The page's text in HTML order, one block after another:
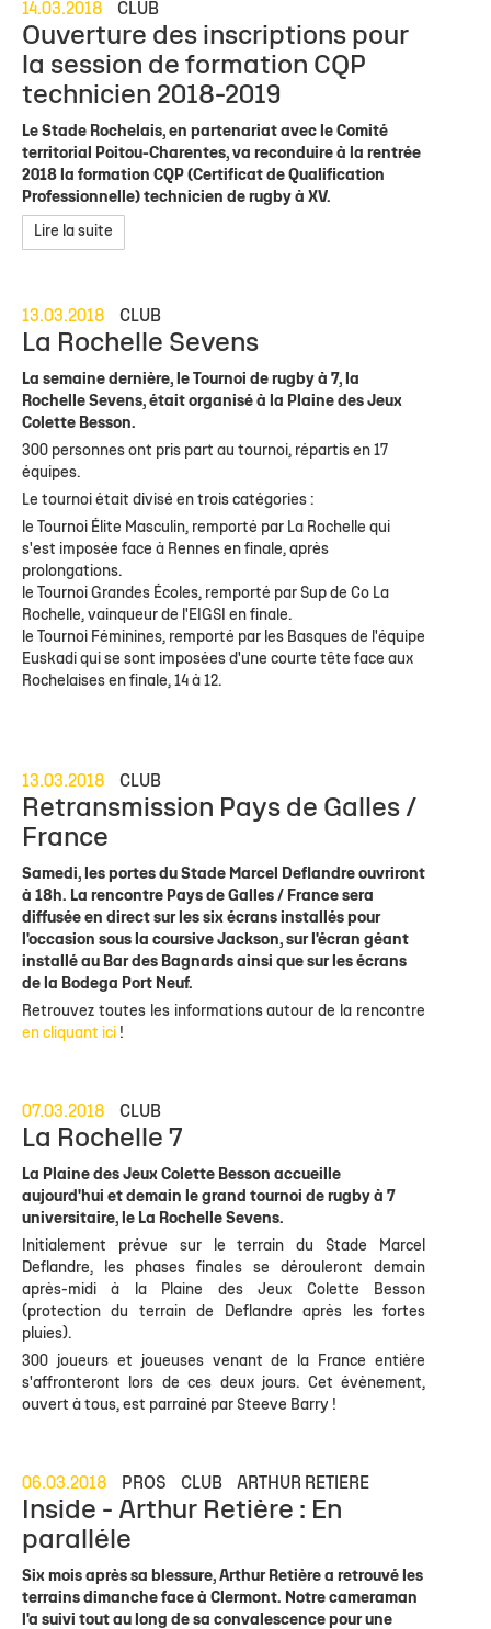
14.03.2018 CLUB
Ouverture des inscriptions pour
la session de formation CQP
technicien 2018-2019
Le Stade Rochelais, en partenariat avec le Comité
territorial Poitou-Charentes, va reconduire à la rentrée
2018 la formation CQP (Certificat de Qualification
Professionnelle) technicien de rugby à XV.
Lire la suite
13.03.2018 CLUB
La Rochelle Sevens
La semaine dernière, le Tournoi de rugby à 7, la
Rochelle Sevens, était organisé à la Plaine des Jeux
Colette Besson.
300 personnes ont pris part au tournoi, répartis en 17
équipes.
Le tournoi était divisé en trois catégories :
le Tournoi Élite Masculin, remporté par La Rochelle qui
s'est imposée face à Rennes en finale, après
prolongations.
le Tournoi Grandes Écoles, remporté par Sup de Co La
Rochelle, vainqueur de l'EIGSI en finale.
le Tournoi Féminines, remporté par les Basques de l'équipe
Euskadi qui se sont imposées d'une courte tête face aux
Rochelaises en finale, 14 à 12.
13.03.2018 CLUB
Retransmission Pays de Galles /
France
Samedi, les portes du Stade Marcel Deflandre ouvriront
à 18h. La rencontre Pays de Galles / France sera
diffusée en direct sur les six écrans installés pour
l'occasion sous la coursive Jackson, sur l'écran géant
installé au Bar des Bagnards ainsi que sur les écrans
de la Bodega Port Neuf.
Retrouvez toutes les informations autour de la rencontre
en cliquant ici !
07.03.2018 CLUB
La Rochelle 7
La Plaine des Jeux Colette Besson accueille
aujourd'hui et demain le grand tournoi de rugby à 7
universitaire, le La Rochelle Sevens.
Initialement prévue sur le terrain du Stade Marcel
Deflandre, les phases finales se dérouleront demain
après-midi à la Plaine des Jeux Colette Besson
(protection du terrain de Deflandre après les fortes
pluies).
300 joueurs et joueuses venant de la France entière
s'affronteront lors de ces deux jours. Cet évènement,
ouvert à tous, est parrainé par Steeve Barry !
06.03.2018 PROS CLUB ARTHUR RETIERE
Inside - Arthur Retière : En
paralléle
Six mois après sa blessure, Arthur Retière a retrouvé les
terrains dimanche face à Clermont. Notre cameraman
l'a suivi tout au long de sa convalescence pour une